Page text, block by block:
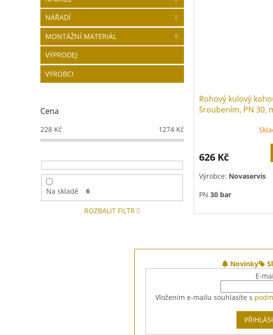
NÁŘADÍ
MONTÁŽNÍ MATERIÁL
VÝPRODEJ
VÝROBCI
Cena
228 Kč 1274 Kč
Na skladě 6
ROZBALIT FILTR
Rohový kulový
šroubením, PN 30,
626 Kč
Výrobce: Novaservis
PN 30 bar
Novinky
E-
Vložením e-mailu souhlasíte s